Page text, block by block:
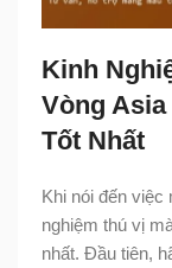
Kinh
Vòng
Tốt Nhất
Khi nói đến
nghiệm thú vị
nhất. Đầu tiên,